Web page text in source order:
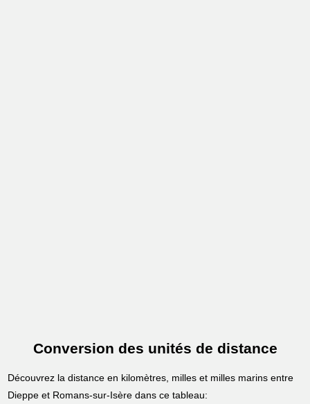
Conversion des unités de distance
Découvrez la distance en kilomètres, milles et milles marins entre
Dieppe et Romans-sur-Isère dans ce tableau: